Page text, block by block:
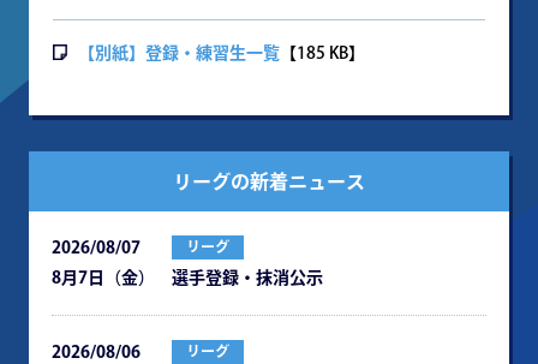
【別紙】登録・練習生一覧 【185 KB】
リーグの新着ニュース
2026/08/07 リーグ
8月7日（金） 選手登録・抹消公示
2026/08/06 リーグ